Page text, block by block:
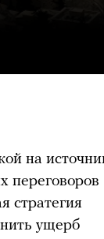
на
переговоров
стратегия
ущерб